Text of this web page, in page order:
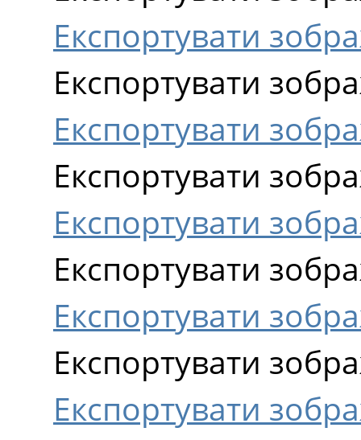
Експортувати
Експортувати
Експортувати
Експортувати
Експортувати
Експортувати
Експортувати
Експортувати
Експортувати